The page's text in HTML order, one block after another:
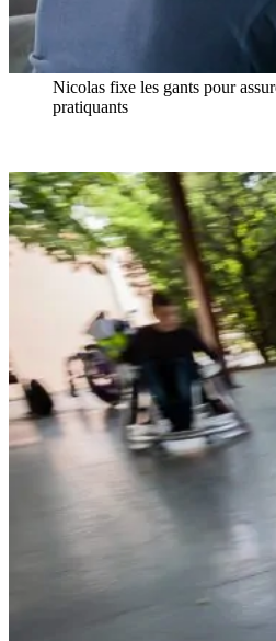
Nicolas fixe les gants pour
pratiquants